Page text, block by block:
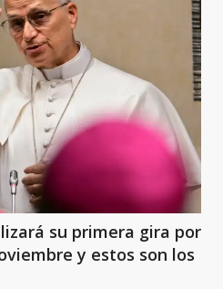
su primera gira por
y estos son los